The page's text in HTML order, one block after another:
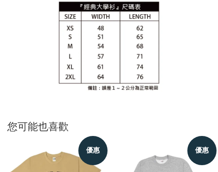
您可能也喜歡
優惠 優惠